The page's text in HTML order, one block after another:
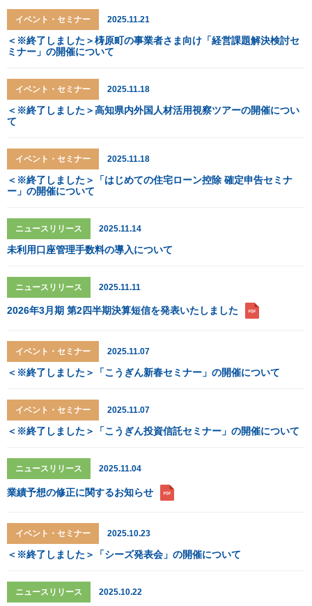
イベント・セミナー 2025.11.21
＜※終了しました＞梼原町の事業者さま向け「経営課題解決検討セ
ミナー」の開催について
イベント・セミナー 2025.11.18
＜※終了しました＞高知県内外国人材活用視察ツアーの開催につい
て
イベント・セミナー 2025.11.18
＜※終了しました＞「はじめての住宅ローン控除 確定申告セミナ
ー」の開催について
ニュースリリース 2025.11.14
未利用口座管理手数料の導入について
ニュースリリース 2025.11.11
2026年3月期 第2四半期決算短信を発表いたしました
イベント・セミナー 2025.11.07
＜※終了しました＞「こうぎん新春セミナー」の開催について
イベント・セミナー 2025.11.07
＜※終了しました＞「こうぎん投資信託セミナー」の開催について
ニュースリリース 2025.11.04
業績予想の修正に関するお知らせ
イベント・セミナー 2025.10.23
＜※終了しました＞「シーズ発表会」の開催について
ニュースリリース 2025.10.22